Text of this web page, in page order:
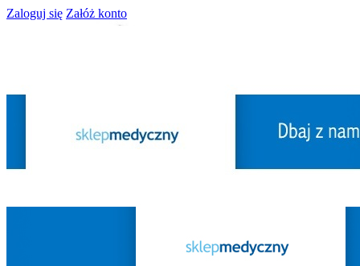
Zaloguj się Załóż konto